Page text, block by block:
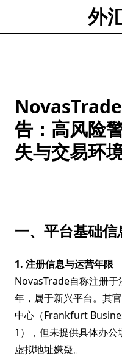
content
外
告：高风险
失与交易环
一、平台基础
1. 注册信息与运营年限
NovasTrade自称注册于
年，属于新兴平台。其
中心（Frankfurt
1），但未提供具体办
虚拟地址嫌疑。